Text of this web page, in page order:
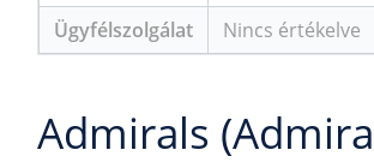
Ügyfélszolgálat
Nincs értékelve
Admirals